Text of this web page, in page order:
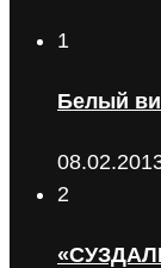
1
Белый
2